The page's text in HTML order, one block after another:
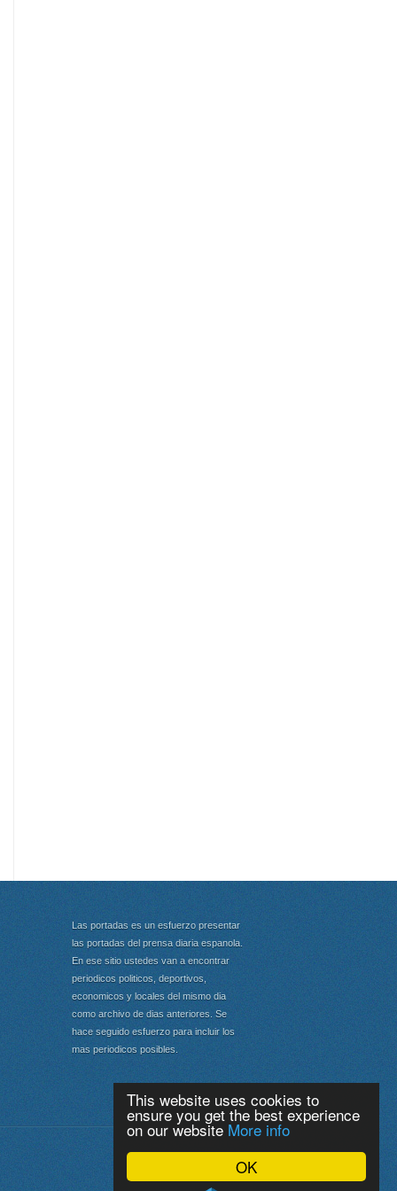
OK
This website uses cookies to
ensure you get the best experience
on our website More info
Las portadas es un esfuerzo presentar
las portadas del prensa diaria espanola.
En ese sitio ustedes van a encontrar
periodicos politicos, deportivos,
economicos y locales del mismo dia
como archivo de dias anteriores. Se
hace seguido esfuerzo para incluir los
mas periodicos posibles.